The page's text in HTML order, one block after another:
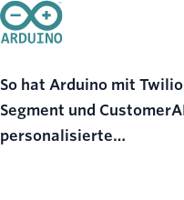
So hat Arduino mit Twilio
Segment und CustomerAI
personalisierte